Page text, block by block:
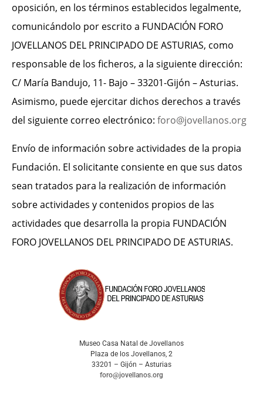
oposición, en los términos establecidos legalmente,
comunicándolo por escrito a FUNDACIÓN FORO
JOVELLANOS DEL PRINCIPADO DE ASTURIAS, como
responsable de los ficheros, a la siguiente dirección:
C/ María Bandujo, 11- Bajo – 33201-Gijón – Asturias.
Asimismo, puede ejercitar dichos derechos a través
del siguiente correo electrónico: foro@jovellanos.org
Envío de información sobre actividades de la propia
Fundación. El solicitante consiente en que sus datos
sean tratados para la realización de información
sobre actividades y contenidos propios de las
actividades que desarrolla la propia FUNDACIÓN
FORO JOVELLANOS DEL PRINCIPADO DE ASTURIAS.
Museo Casa Natal de Jovellanos
Plaza de los Jovellanos, 2
33201 – Gijón – Asturias
foro@jovellanos.org